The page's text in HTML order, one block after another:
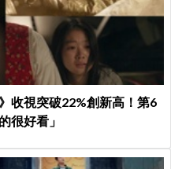
收視突破22%創新高！第6
很好看」